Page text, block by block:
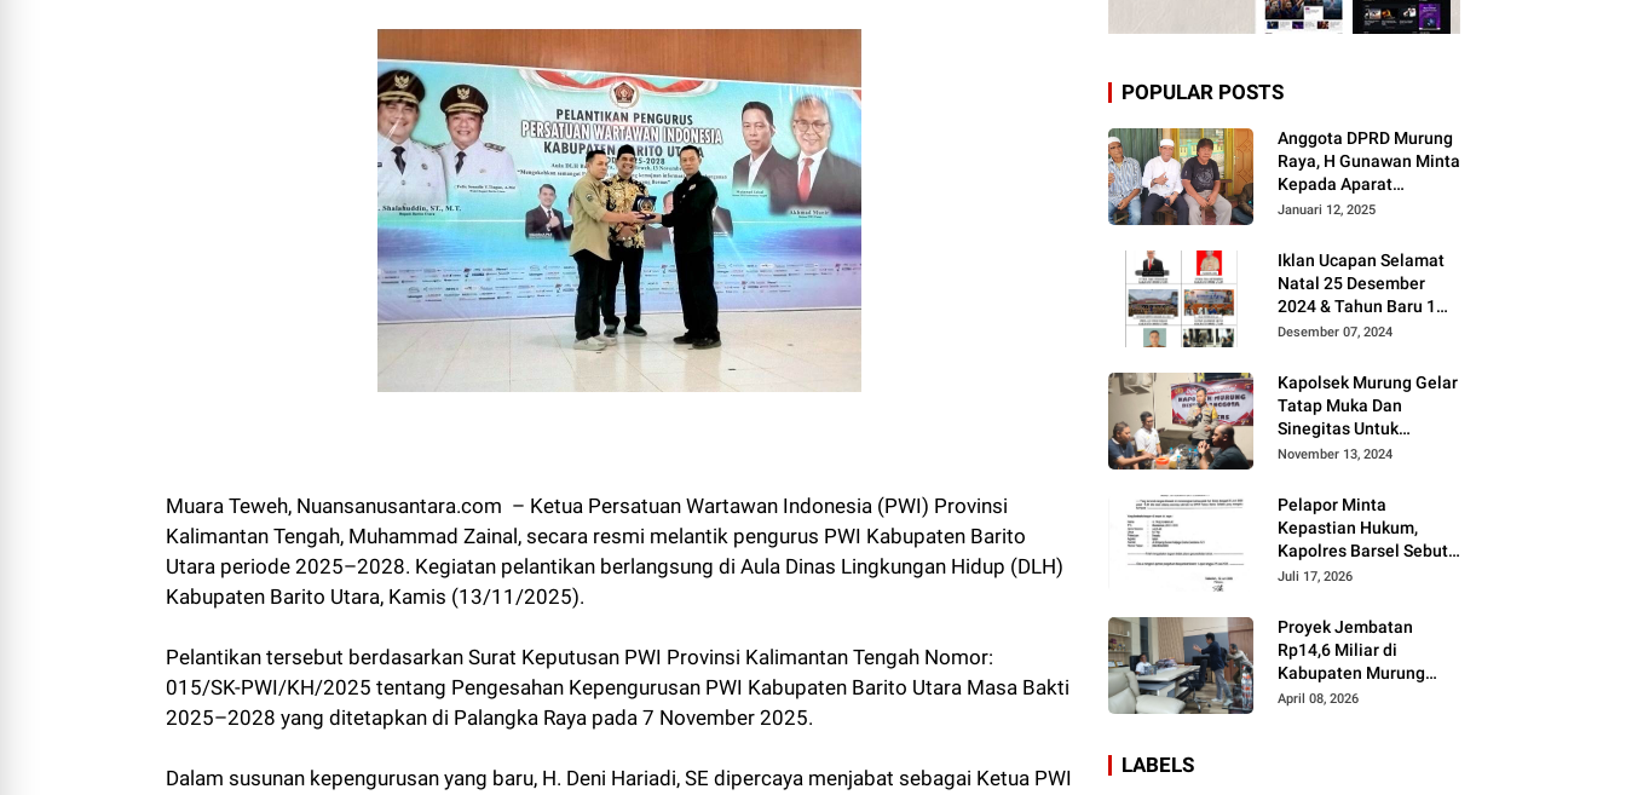
Muara Teweh, Nuansanusantara.com – Ketua Persatuan Wartawan Indonesia (PWI) Provinsi
Kalimantan Tengah, Muhammad Zainal, secara resmi melantik pengurus PWI Kabupaten Barito
Utara periode 2025–2028. Kegiatan pelantikan berlangsung di Aula Dinas Lingkungan Hidup (DLH)
Kabupaten Barito Utara, Kamis (13/11/2025).
Pelantikan tersebut berdasarkan Surat Keputusan PWI Provinsi Kalimantan Tengah Nomor:
015/SK-PWI/KH/2025 tentang Pengesahan Kepengurusan PWI Kabupaten Barito Utara Masa Bakti
2025–2028 yang ditetapkan di Palangka Raya pada 7 November 2025.
Dalam susunan kepengurusan yang baru, H. Deni Hariadi, SE dipercaya menjabat sebagai Ketua PWI
POPULAR POSTS
Anggota DPRD Murung
Raya, H Gunawan Minta
Kepada Aparat
Berantas judi dan
Instruksi Presiden RI
Januari 12, 2025
Iklan Ucapan Selamat
Natal 25 Desember
2024 & Tahun Baru 1
Januari 2025
Desember 07, 2024
Kapolsek Murung Gelar
Tatap Muka Dan
Sinegitas Untuk
Menjaga Situasi
Kondusif Dengan Insan
Pers
November 13, 2024
Pelapor Minta
Kepastian Hukum,
Kapolres Barsel Sebut
Dugaan Penyerobotan
Juli 17, 2026
Proyek Jembatan
Rp14,6 Miliar di
Kabupaten Murung
Raya Mangkrak,
April 08, 2026
LABELS